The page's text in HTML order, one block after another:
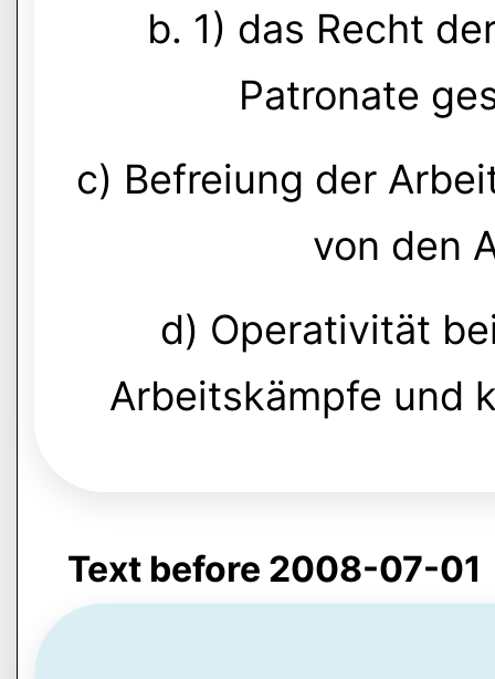
b. 1) das Recht
Patronate
c) Befreiung der
von den
d) Operativität
Arbeitskämpfe und
Text before 2008-07-01